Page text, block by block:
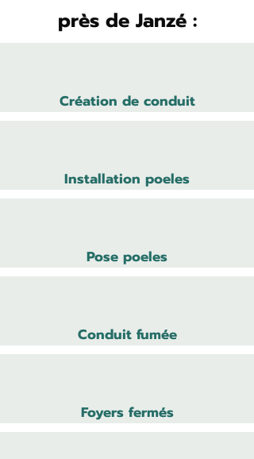
près de Janzé :
Création de conduit
Installation poeles
Pose poeles
Conduit fumée
Foyers fermés